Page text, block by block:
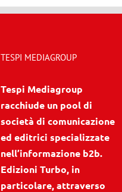
TESPI MEDIAGROUP
Tespi Mediagroup
racchiude un pool di
società di comunicazione
ed editrici specializzate
nell’informazione b2b.
Edizioni Turbo, in
particolare, attraverso